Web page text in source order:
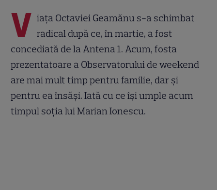
V iața Octaviei Geamănu s-a schimbat
radical după ce, în martie, a fost
concediată de la Antena 1. Acum, fosta
prezentatoare a Observatorului de weekend
are mai mult timp pentru familie, dar și
pentru ea însăși. Iată cu ce își umple acum
timpul soția lui Marian Ionescu.